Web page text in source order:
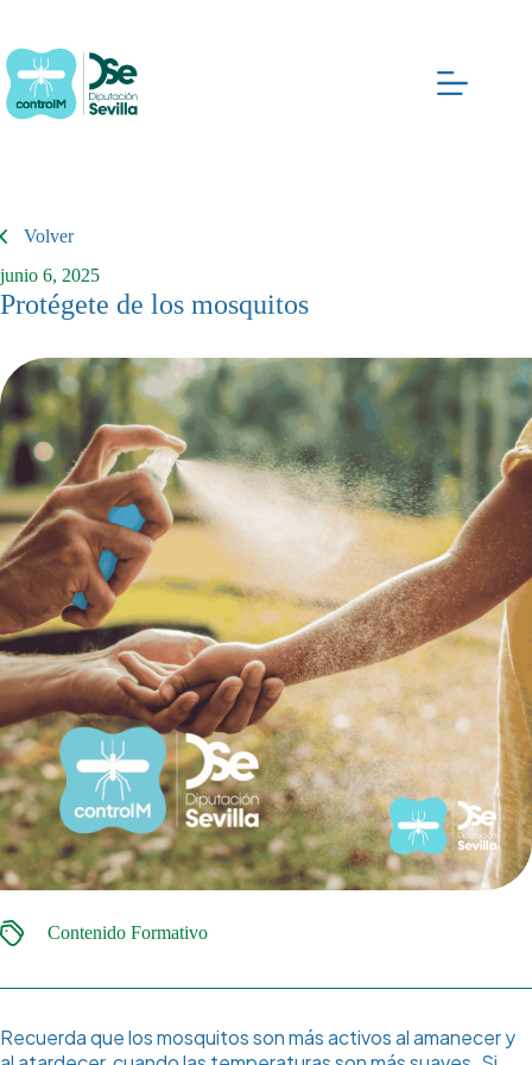
contenido
Volver
junio 6, 2025
Protégete de los mosquitos
Contenido Formativo
Recuerda que los mosquitos son más activos al amanecer y